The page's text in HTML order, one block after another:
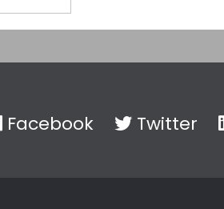
Facebook Twitter